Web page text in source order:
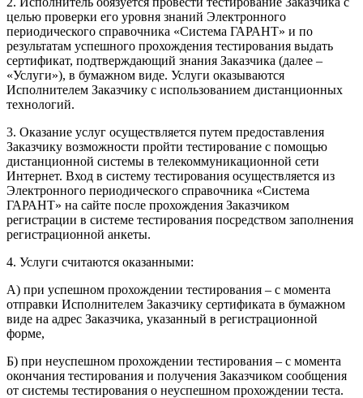
целью проверки его уровня знаний Электронного
периодического справочника «Система ГАРАНТ» и по
результатам успешного прохождения тестирования выдать
сертификат, подтверждающий знания Заказчика (далее –
«Услуги»), в бумажном виде. Услуги оказываются
Исполнителем Заказчику с использованием дистанционных
технологий.
3. Оказание услуг осуществляется путем предоставления
Заказчику возможности пройти тестирование с помощью
дистанционной системы в телекоммуникационной сети
Интернет. Вход в систему тестирования осуществляется из
Электронного периодического справочника «Система
ГАРАНТ» на сайте после прохождения Заказчиком
регистрации в системе тестирования посредством заполнения
регистрационной анкеты.
4. Услуги считаются оказанными:
А) при успешном прохождении тестирования – с момента
отправки Исполнителем Заказчику сертификата в бумажном
виде на адрес Заказчика, указанный в регистрационной
форме,
Б) при неуспешном прохождении тестирования – с момента
окончания тестирования и получения Заказчиком сообщения
от системы тестирования о неуспешном прохождении теста.